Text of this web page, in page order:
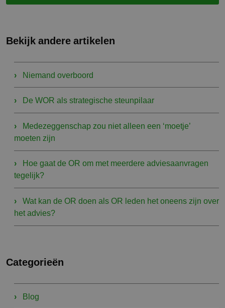
Bekijk andere artikelen
Niemand overboord
De WOR als strategische steunpilaar
Medezeggenschap zou niet alleen een ‘moetje’
moeten zijn
Hoe gaat de OR om met meerdere adviesaanvragen
tegelijk?
Wat kan de OR doen als OR leden het oneens zijn over
het advies?
Categorieën
Blog